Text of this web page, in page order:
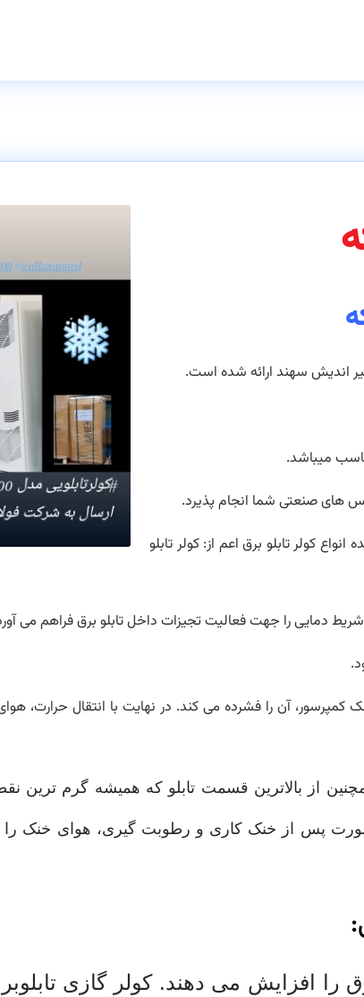
اندیش سهند ارائه شده است.
میباشد.
های صنعتی شما انجام پذیرد.
کولر تابلو برق اعم از: کولر تابلو
دمایی را جهت فعالیت تجیزات داخل تابلو برق فراهم می
آن را فشرده می کند. در نهایت با انتقال حرارت،
از بالاترین قسمت تابلو که همیشه گرم ترین
پس از خنک کاری و رطوبت گیری، هوای خنک
را افزایش می دهند.کولر گازی